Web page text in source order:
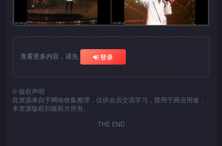
查看更多内容，请先 登录
© 版权声明
此资源来自于网络收集整理，仅供会员交流学习，禁用于商业用途，
本资源版权归版权方所有。
THE END